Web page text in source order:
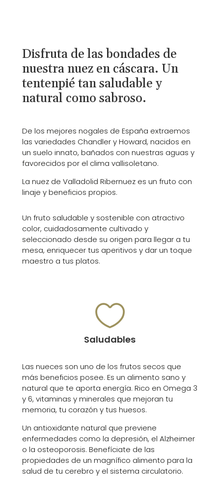
Disfruta de las bondades de
nuestra nuez en cáscara. Un
tentenpié tan saludable y
natural como sabroso.
De los mejores nogales de España extraemos
las variedades Chandler y Howard, nacidos en
un suelo innato, bañados con nuestras aguas y
favorecidos por el clima vallisoletano.
La nuez de Valladolid Ribernuez es un fruto con
linaje y beneficios propios.
Un fruto saludable y sostenible con atractivo
color, cuidadosamente cultivado y
seleccionado desde su origen para llegar a tu
mesa, enriquecer tus aperitivos y dar un toque
maestro a tus platos.

Saludables
Las nueces son uno de los frutos secos que
más beneficios posee. Es un alimento sano y
natural que te aporta energía. Rico en Omega 3
y 6, vitaminas y minerales que mejoran tu
memoria, tu corazón y tus huesos.
Un antioxidante natural que previene
enfermedades como la depresión, el Alzheimer
o la osteoporosis. Benefíciate de las
propiedades de un magnífico alimento para la
salud de tu cerebro y el sistema circulatorio.